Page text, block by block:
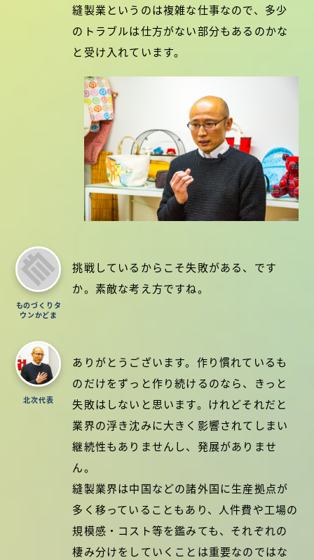
縫製業というのは複雑な仕事なので、多少
のトラブルは仕方がない部分もあるのかな
と受け入れています。
ものづくりタ
ウンかどま
挑戦しているからこそ失敗がある、です
か。素敵な考え方ですね。
北次代表
ありがとうございます。作り慣れているも
のだけをずっと作り続けるのなら、きっと
失敗はしないと思います。けれどそれだと
業界の浮き沈みに大きく影響されてしまい
継続性もありませんし、発展がありませ
ん。
縫製業界は中国などの諸外国に生産拠点が
多く移っていることもあり、人件費や工場の
規模感・コスト等を鑑みても、それぞれの
棲み分けをしていくことは重要なのではな